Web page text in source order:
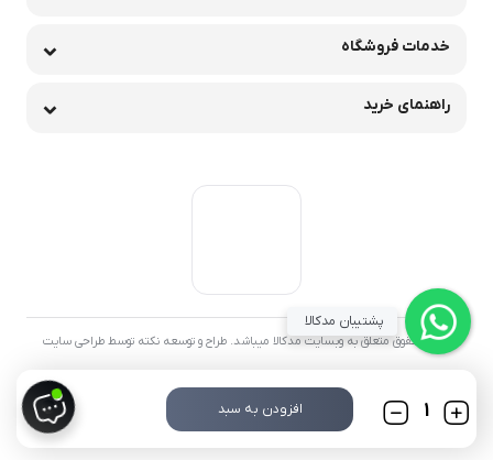
افزودن به سبد
خدمات فروشگاه
راهنمای خرید
تمامی حقوق متعلق به وبسایت مدکالا میباشد. طراح و توسعه نکته توسط طراحی سایت
پشتیبان مدکالا